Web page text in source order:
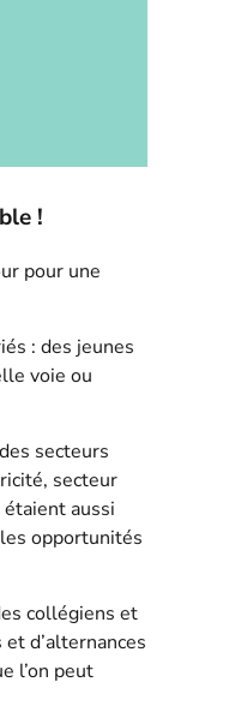
!
pour une
: des jeunes
voie ou
secteurs
secteur
aussi
opportunités
collégiens et
d’alternances
l’on peut